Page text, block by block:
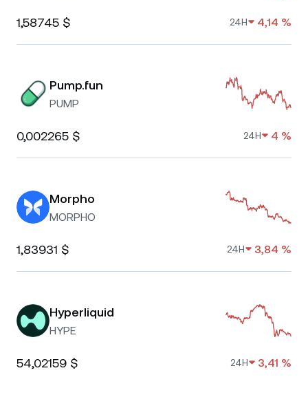
1,58745 $ 24H 4,14 %
Pump.fun
PUMP
0,002265 $ 24H 4 %
Morpho
MORPHO
1,83931 $ 24H 3,84 %
Hyperliquid
HYPE
54,02159 $ 24H 3,41 %